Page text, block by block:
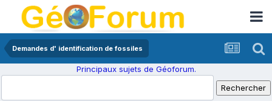
Demandes d' identification de fossiles
Principaux sujets de Géoforum.